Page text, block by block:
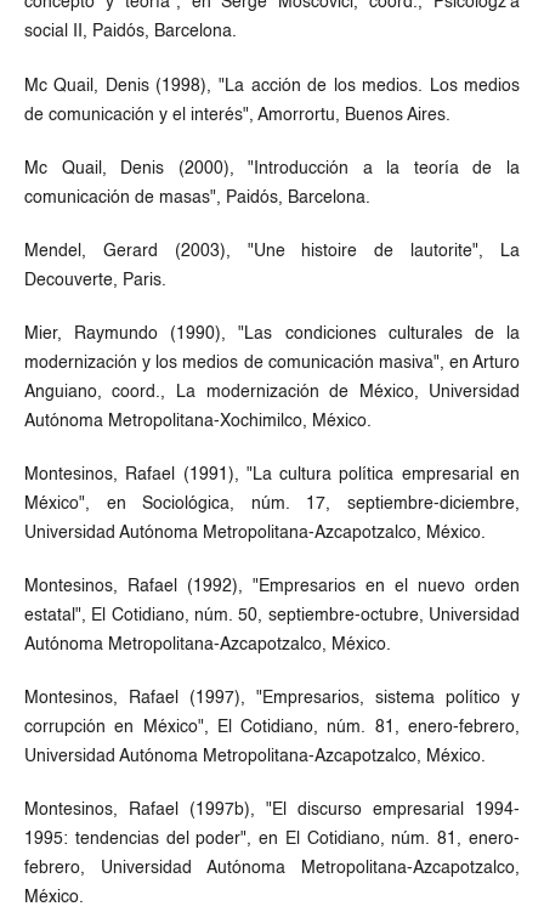
social II, Paidós, Barcelona.
Mc Quail, Denis (1998), "La acción de los medios. Los medios
de comunicación y el interés", Amorrortu, Buenos Aires.
Mc Quail, Denis (2000), "Introducción a la teoría de la
comunicación de masas", Paidós, Barcelona.
Mendel, Gerard (2003), "Une histoire de lautorite", La
Decouverte, Paris.
Mier, Raymundo (1990), "Las condiciones culturales de la
modernización y los medios de comunicación masiva", en Arturo
Anguiano, coord., La modernización de México, Universidad
Autónoma Metropolitana-Xochimilco, México.
Montesinos, Rafael (1991), "La cultura política empresarial en
México", en Sociológica, núm. 17, septiembre-diciembre,
Universidad Autónoma Metropolitana-Azcapotzalco, México.
Montesinos, Rafael (1992), "Empresarios en el nuevo orden
estatal", El Cotidiano, núm. 50, septiembre-octubre, Universidad
Autónoma Metropolitana-Azcapotzalco, México.
Montesinos, Rafael (1997), "Empresarios, sistema político y
corrupción en México", El Cotidiano, núm. 81, enero-febrero,
Universidad Autónoma Metropolitana-Azcapotzalco, México.
Montesinos, Rafael (1997b), "El discurso empresarial 1994-
1995: tendencias del poder", en El Cotidiano, núm. 81, enero-
febrero, Universidad Autónoma Metropolitana-Azcapotzalco,
México.